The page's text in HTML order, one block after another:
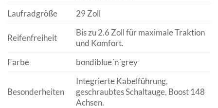
Laufradgröße
29 Zoll
Reifenfreiheit
Bis zu 2.6 Zoll für maximale Traktion
und Komfort.
Farbe
bondiblue´n´grey
Besonderheiten
Integrierte Kabelführung,
geschraubtes Schaltauge, Boost 148
Achsen.